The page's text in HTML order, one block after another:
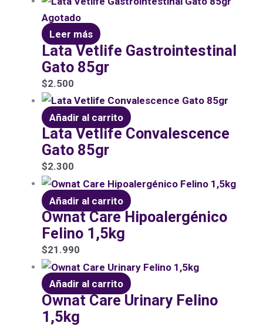
Agotado
Leer más
Lata Vetlife Gastrointestinal
Gato 85gr
$2.500
Añadir al carrito
Lata Vetlife Convalescence
Gato 85gr
$2.300
Añadir al carrito
Ownat Care Hipoalergénico
Felino 1,5kg
$21.990
Añadir al carrito
Ownat Care Urinary Felino
1,5kg